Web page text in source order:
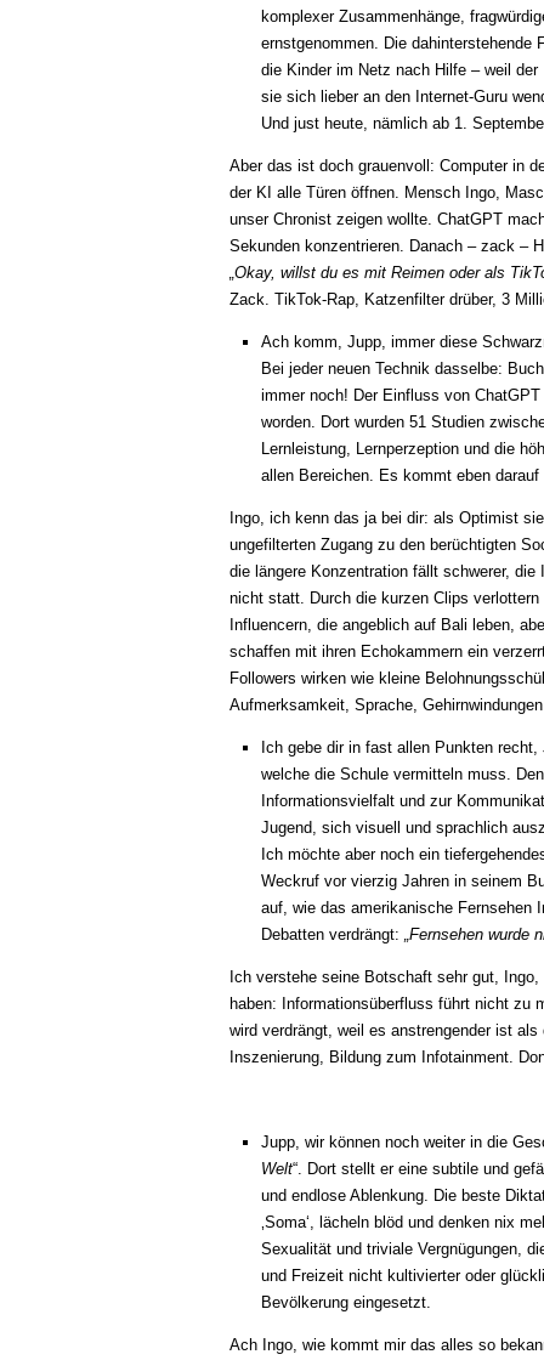
komplexer Zusammenhänge,
ernstgenommen. Die
die Kinder im Netz nach Hilfe – weil
sie sich lieber an den Internet-Guru
Und just heute, nämlich ab 1.
Aber das ist doch grauenvoll: Computer in
der KI alle Türen öffnen. Mensch Ingo,
unser Chronist zeigen wollte. ChatGPT
Sekunden konzentrieren. Danach – zack –
„Okay, willst du es mit Reimen oder als
Zack. TikTok-Rap, Katzenfilter drüber, 3
Ach komm, Jupp, immer diese
Bei jeder neuen Technik dasselbe:
immer noch! Der Einfluss von
worden. Dort wurden 51 Studien
Lernleistung, Lernperzeption und die
allen Bereichen. Es kommt eben
Ingo, ich kenn das ja bei dir: als Optimist
ungefilterten Zugang zu den berüchtigten
die längere Konzentration fällt schwerer,
nicht statt. Durch die kurzen Clips
Influencern, die angeblich auf Bali leben,
schaffen mit ihren Echokammern ein
Followers wirken wie kleine
Aufmerksamkeit, Sprache,
Ich gebe dir in fast allen Punkten
welche die Schule vermitteln muss.
Informationsvielfalt und zur
Jugend, sich visuell und sprachlich
Ich möchte aber noch ein
Weckruf vor vierzig Jahren in seinem
auf, wie das amerikanische Fernsehen
Debatten verdrängt:„Fernsehen wurde
Ich verstehe seine Botschaft sehr gut,
haben: Informationsüberfluss führt nicht zu
wird verdrängt, weil es anstrengender ist
Inszenierung, Bildung zum Infotainment.
Jupp, wir können noch weiter in die
Welt“. Dort stellt er eine subtile und
und endlose Ablenkung. Die beste
‚Soma‘, lächeln blöd und denken nix
Sexualität und triviale Vergnügungen,
und Freizeit nicht kultivierter oder
Bevölkerung eingesetzt.
Ach Ingo, wie kommt mir das alles so